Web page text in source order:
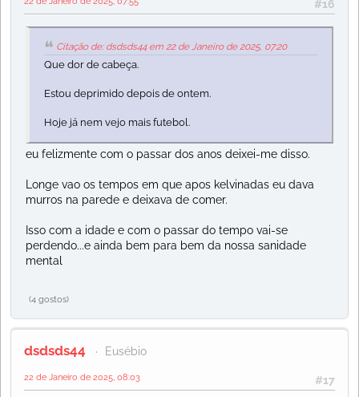
#16
Citação de: dsdsds44 em 22 de Janeiro de 2025, 07:20
Que dor de cabeça.
Estou deprimido depois de ontem.
Hoje já nem vejo mais futebol.
eu felizmente com o passar dos anos deixei-me disso.
Longe vao os tempos em que apos kelvinadas eu dava
murros na parede e deixava de comer.
Isso com a idade e com o passar do tempo vai-se
perdendo...e ainda bem para bem da nossa sanidade
mental
(4 gostos)
dsdsds44 Eusébio
#17
22 de Janeiro de 2025, 08:03